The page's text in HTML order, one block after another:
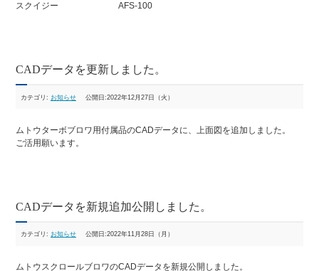
スクイジー AFS-100
CADデータを更新しました。
カテゴリ: お知らせ 公開日:2022年12月27日（火）
ムトウターボブロワ用付属品のCADデータに、上面図を追加しました。
ご活用願います。
CADデータを新規追加公開しました。
カテゴリ: お知らせ 公開日:2022年11月28日（月）
ムトウスクロールブロワのCADデータを新規公開しました。